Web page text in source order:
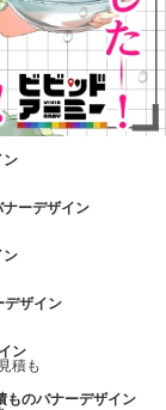
ン
ーデザイン
ン
デザイン
ン
ものバナーデザイン